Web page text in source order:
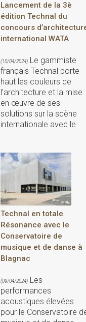
Lancement de la 3è
édition Technal du
concours
international WATA
(15/04/2024) Le gammiste
français Technal porte
haut les couleurs de
l’architecture et la mise
en œuvre de ses
solutions sur la scène
internationale avec le
Technal en totale
Résonance avec le
Conservatoire de
musique et de danse à
Blagnac
(09/04/2024) Les
performances
acoustiques élevées
pour le Conservatoire